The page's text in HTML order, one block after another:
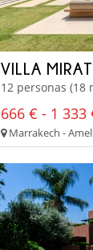
VILLA
12 personas (18
666 € - 1 333
Marrakech -